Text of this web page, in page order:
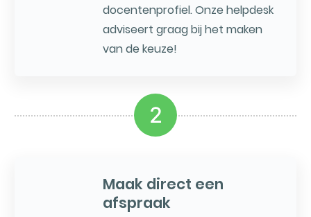
docentenprofiel. Onze helpdesk
adviseert graag bij het maken
van de keuze!
2
Maak direct een
afspraak